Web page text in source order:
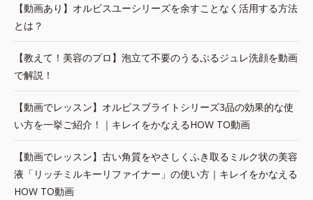
【動画あり】オルビスユーシリーズを余すことなく活用する方法
とは？
【教えて！美容のプロ】泡立て不要のうるぷるジュレ洗顔を動画
で解説！
【動画でレッスン】オルビスブライトシリーズ3品の効果的な使
い方を一挙ご紹介！｜キレイをかなえるHOW TO動画
【動画でレッスン】古い角質をやさしくふき取るミルク状の美容
液「リッチミルキーリファイナー」の使い方｜キレイをかなえる
HOW TO動画